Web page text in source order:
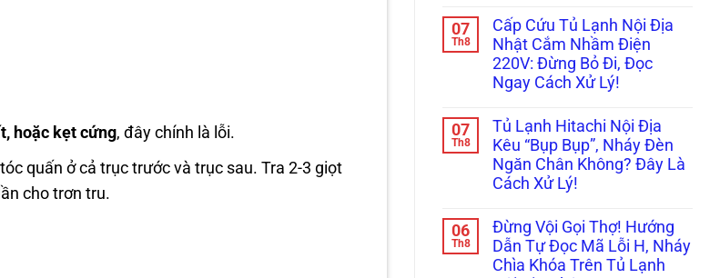
hoặc kẹt cứng, đây chính là lỗi.
quấn ở cả trục trước và trục sau. Tra 2-3 giọt
cho trơn tru.
Mẹo
Tháo
Cụm
Đổ
Đá
Vệ
Sinh
5
Phút!
Nước
Làm
Đá:
Mẹo
Thông
Tắc
Ống
Kiểm
Tra
Bơm
Cực
Chuẩn
bình
luận
ở
Tủ
Lạnh
Không
Đá:
Kíp
Test
Nhanh
Motor
Lật
Cảm
Biến
Cực
Chuẩn
07
Th8
Cấp Cứu Tủ Lạnh Nội Địa
Nhật Cắm Nhầm Điện
220V: Đừng Bỏ Đi, Đọc
Ngay Cách Xử Lý!
bình
luận
ở
Cấp
Cứu
Tủ
Nội
Địa
Nhật
Cắm
Nhầm
07
Th8
Tủ Lạnh Hitachi Nội Địa
Kêu “Bụp Bụp”, Nháy Đèn
Ngăn Chân Không? Đây Là
Cách Xử Lý!
bình
luận
ở
Tủ
06
Th8
Đừng Vội Gọi Thợ! Hướng
Dẫn Tự Đọc Mã Lỗi H, Nháy
Chìa Khóa Trên Tủ Lạnh